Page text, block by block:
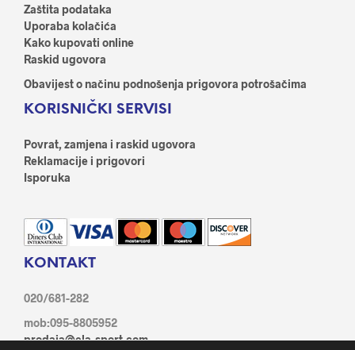
Zaštita podataka
Uporaba kolačića
Kako kupovati online
Raskid ugovora
Obavijest o načinu podnošenja prigovora potrošačima
KORISNIČKI SERVISI
Povrat, zamjena i raskid ugovora
Reklamacije i prigovori
Isporuka
KONTAKT
020/681-282
mob:095-8805952
prodaja@ela-sport.com